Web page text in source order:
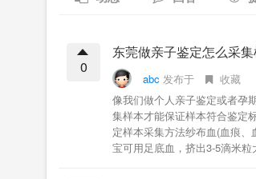
0
东莞做亲子鉴定怎么采
abc 发布于
收藏
像我们做个人亲子鉴定或者孕
集样本才能保证样本符合鉴定
定样本采集方法纱布血(血痕
宝可用足底血，挤出3-5滴米